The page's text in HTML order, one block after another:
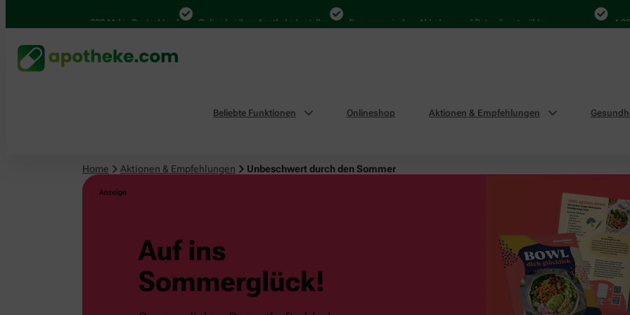
4.000 Mal in Deutschland Online bei Ihrer Apotheke bestellen Bequem zwischen Abholung und Botendienst wählen 4.000
Beliebte Funktionen Onlineshop Aktionen & Empfehlungen
Home Aktionen & Empfehlungen Unbeschwert durch den Sommer